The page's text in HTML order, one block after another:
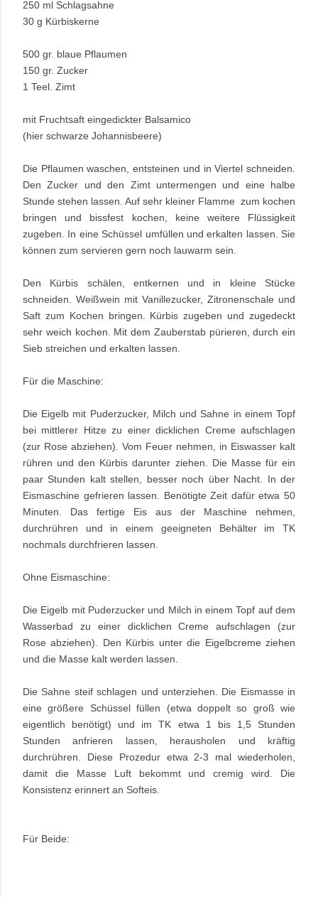
250 ml Schlagsahne
30 g Kürbiskerne
500 gr. blaue Pflaumen
150 gr. Zucker
1 Teel. Zimt
mit Fruchtsaft eingedickter Balsamico
(hier schwarze Johannisbeere)
Die Pflaumen waschen, entsteinen und in Viertel schneiden.
Den Zucker und den Zimt untermengen und eine halbe
Stunde stehen lassen. Auf sehr kleiner Flamme zum kochen
bringen und bissfest kochen, keine weitere Flüssigkeit
zugeben. In eine Schüssel umfüllen und erkalten lassen. Sie
können zum servieren gern noch lauwarm sein.
Den Kürbis schälen, entkernen und in kleine Stücke
schneiden. Weißwein mit Vanillezucker, Zitronenschale und
Saft zum Kochen bringen. Kürbis zugeben und zugedeckt
sehr weich kochen. Mit dem Zauberstab pürieren, durch ein
Sieb streichen und erkalten lassen.
Für die Maschine:
Die Eigelb mit Puderzucker, Milch und Sahne in einem Topf
bei mittlerer Hitze zu einer dicklichen Creme aufschlagen
(zur Rose abziehen). Vom Feuer nehmen, in Eiswasser kalt
rühren und den Kürbis darunter ziehen. Die Masse für ein
paar Stunden kalt stellen, besser noch über Nacht. In der
Eismaschine gefrieren lassen. Benötigte Zeit dafür etwa 50
Minuten. Das fertige Eis aus der Maschine nehmen,
durchrühren und in einem geeigneten Behälter im TK
nochmals durchfrieren lassen.
Ohne Eismaschine:
Die Eigelb mit Puderzucker und Milch in einem Topf auf dem
Wasserbad zu einer dicklichen Creme aufschlagen (zur
Rose abziehen). Den Kürbis unter die Eigelbcreme ziehen
und die Masse kalt werden lassen.
Die Sahne steif schlagen und unterziehen. Die Eismasse in
eine größere Schüssel füllen (etwa doppelt so groß wie
eigentlich benötigt) und im TK etwa 1 bis 1,5 Stunden
Stunden anfrieren lassen, herausholen und kräftig
durchrühren. Diese Prozedur etwa 2-3 mal wiederholen,
damit die Masse Luft bekommt und cremig wird. Die
Konsistenz erinnert an Softeis.
Für Beide: